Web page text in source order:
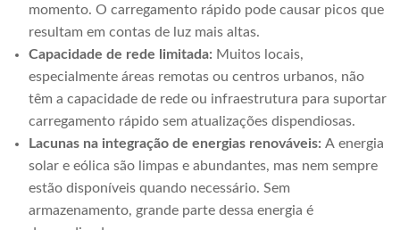
momento. O carregamento rápido pode causar picos que
resultam em contas de luz mais altas.
Capacidade de rede limitada: Muitos locais,
especialmente áreas remotas ou centros urbanos, não
têm a capacidade de rede ou infraestrutura para suportar
carregamento rápido sem atualizações dispendiosas.
Lacunas na integração de energias renováveis: A energia
solar e eólica são limpas e abundantes, mas nem sempre
estão disponíveis quando necessário. Sem
armazenamento, grande parte dessa energia é